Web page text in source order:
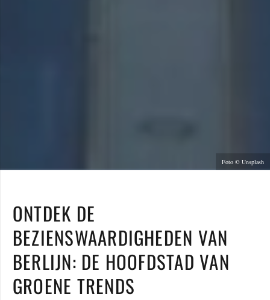
Foto © Unsplash
ONTDEK DE
BEZIENSWAARDIGHEDEN VAN
BERLIJN: DE HOOFDSTAD VAN
GROENE TRENDS